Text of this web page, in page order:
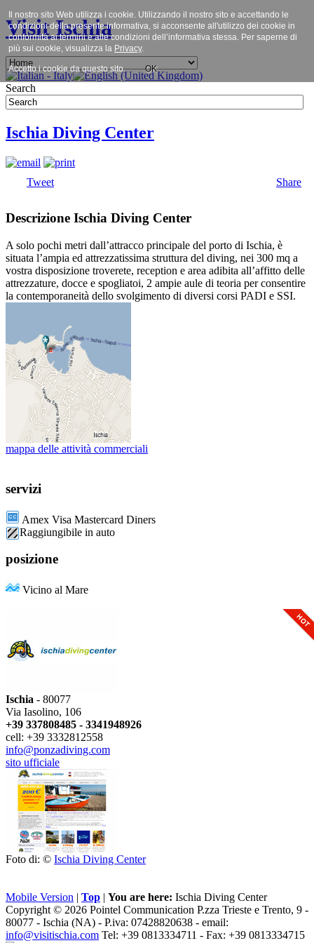
Visit Ischia
Search
Ischia Diving Center
Tweet Share
Descrizione Ischia Diving Center
A solo pochi metri dall’attracco principale del porto di Ischia, è
situata l’ampia ed attrezzatissima struttura del diving, nei 300 mq a
vostra disposizione troverete, reception e area adibita all’affitto delle
attrezzature, docce e spogliatoi, 2 ampie aule di teoria per consentire
la contemporaneità dello svolgimento di diversi corsi PADI e SSI.
mappa delle attività commerciali
servizi
Amex Visa Mastercard Diners
Raggiungibile in auto
posizione
Vicino al Mare
Ischia - 80077
Via Iasolino, 106
+39 337808485 - 3341948926
cell: +39 3332812558
info@ponzadiving.com
sito ufficiale
Foto di: © Ischia Diving Center
Mobile Version | Top | You are here: Ischia Diving Center
Copyright © 2026 Pointel Communication P.zza Trieste e Trento, 9 -
80077 - Ischia (NA) - P.iva: 07428820638 - email:
info@visitischia.com Tel: +39 0813334711 - Fax: +39 0813334715
Il nostro sito Web utilizza i cookie. Utilizzando il nostro sito e accettando le
condizioni della presente informativa, si acconsente all'utilizzo dei cookie in
conformità ai termini e alle condizioni dell’informativa stessa. Per saperne di
più sui cookie, visualizza la Privacy.
Accetto i cookie da questo sito. OK